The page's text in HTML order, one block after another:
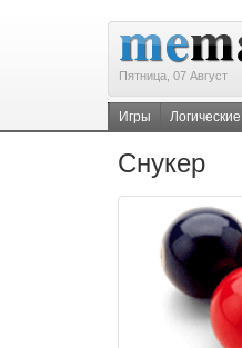
Пятница, 07 Август
Игры Логические
Снукер